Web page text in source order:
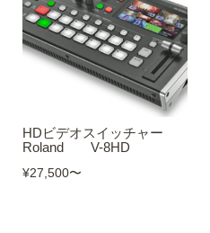
HDビデオスイッチャー
Roland V-8HD
¥27,500〜